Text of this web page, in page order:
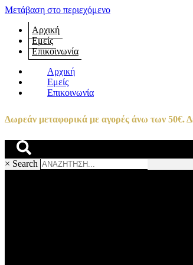
Μετάβαση στο περιεχόμενο
Αρχική
Εμείς
Επικοινωνία
Αρχική
Εμείς
Επικοινωνία
Δωρεάν μεταφορικά με αγορές άνω των 50€.
× Search